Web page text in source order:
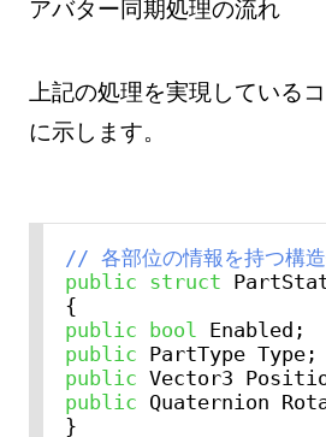
アバター同期処理の流れ
上記の処理を実現している
に示します。
// 各部位の情報を持つ構
public struct
public
bool
public
public
public Quaternion